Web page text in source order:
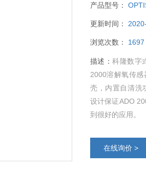
产品型号：
更新时间：
浏览次数： 1697
描述：科隆数字
2000溶解氧传
壳，内置自清洗
设计保证ADO
到很好的应用。
在线询价 >